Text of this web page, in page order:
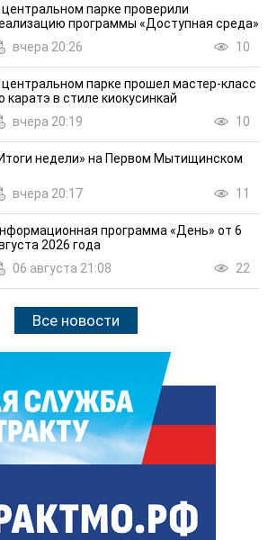
центральном парке проверили
программы «Доступная среда»
вчера 20:26
10
центральном парке прошел мастер-класс
каратэ в стиле киокусинкай
вчера 20:19
10
недели» на Первом Мытищинском
вчера 20:17 11
программа «День» от 6
2026 года
06 августа 21:08
22
Все новости